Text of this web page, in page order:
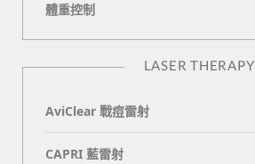
體重控制
LASER THERAPY
AviClear 戰痘雷射
CAPRI 藍雷射